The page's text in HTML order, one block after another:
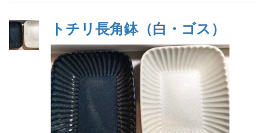
トチリ長角鉢（白・ゴス）